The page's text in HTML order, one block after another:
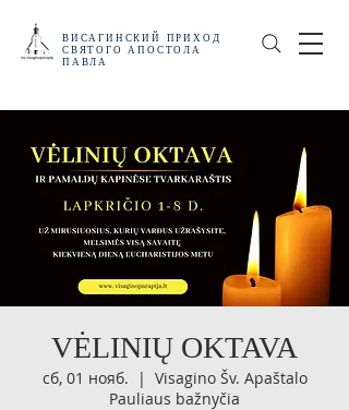
ВИСАГИНСКИЙ
ПРИХОД
СВЯТОГО АПОСТОЛА
ПАВЛА
VĖLINIŲ OKTAVA
сб, 01 нояб.
  |
Visagino Šv. Apaštalo
Pauliaus bažnyčia